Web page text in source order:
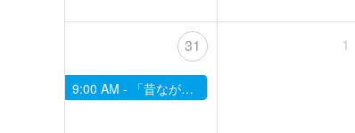
31
9:00 AM - 「昔ながらの氷柱で涼みませう。」無鄰菴カフェにて日数限定で設置中。
1